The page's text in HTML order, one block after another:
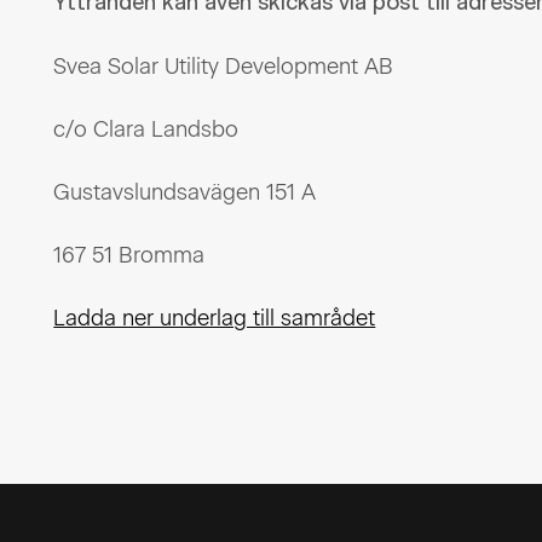
Svea Solar Utility Development AB
c/o Clara Landsbo
Gustavslundsavägen 151 A
167 51 Bromma
Ladda ner underlag till samrådet